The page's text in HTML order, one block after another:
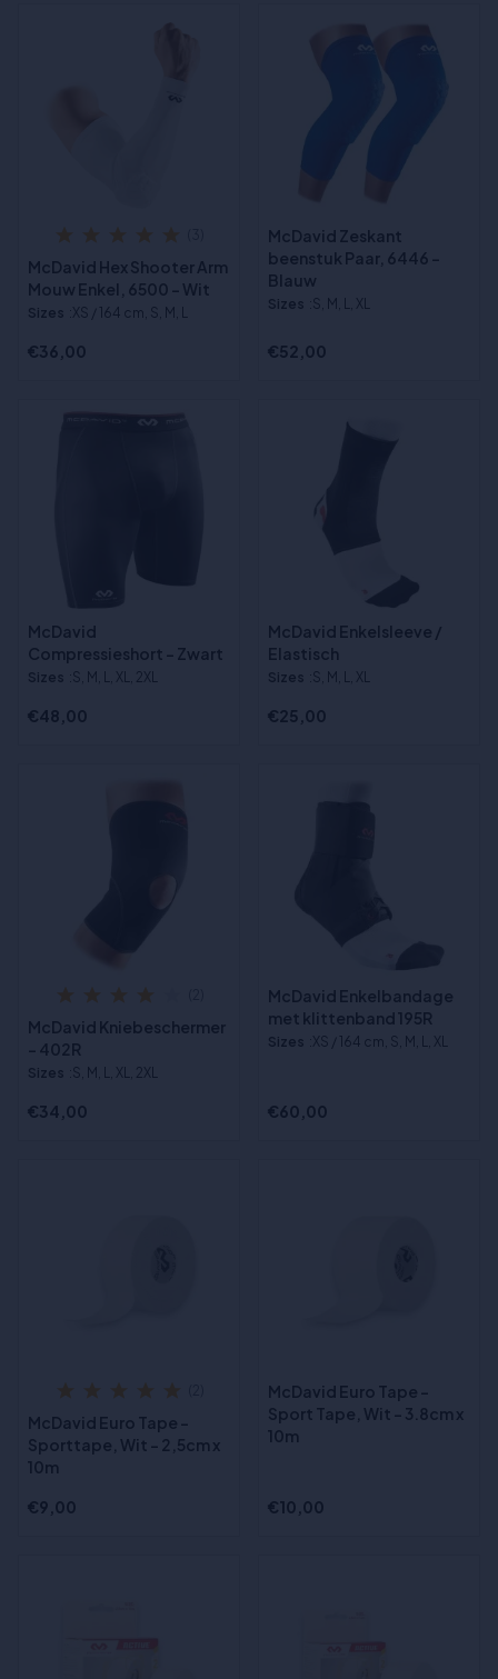
McDavid Hex Shooter Arm
Mouw Enkel, 6500 - Wit
Sizes :XS / 164 cm, S, M, L
€36,00
McDavid Zeskant
beenstuk Paar, 6446 -
Blauw
Sizes :S, M, L, XL
€52,00
McDavid
Compressieshort - Zwart
Sizes :S, M, L, XL, 2XL
€48,00
McDavid Enkelsleeve /
Elastisch
Sizes :S, M, L, XL
€25,00
McDavid Kniebeschermer
- 402R
Sizes :S, M, L, XL, 2XL
€34,00
McDavid Enkelbandage
met klittenband 195R
Sizes :XS / 164 cm, S, M, L, XL
€60,00
McDavid Euro Tape -
Sporttape, Wit - 2,5cm x
10m
€9,00
McDavid Euro Tape -
Sport Tape, Wit - 3.8cm x
10m
€10,00